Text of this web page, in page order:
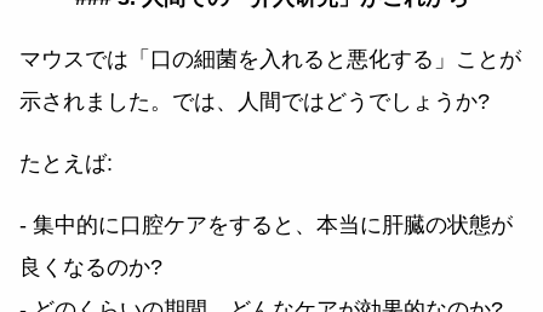
マウスでは「口の細菌を入れると悪化する」ことが
示されました。では、人間ではどうでしょうか?
たとえば:
- 集中的に口腔ケアをすると、本当に肝臓の状態が
良くなるのか?